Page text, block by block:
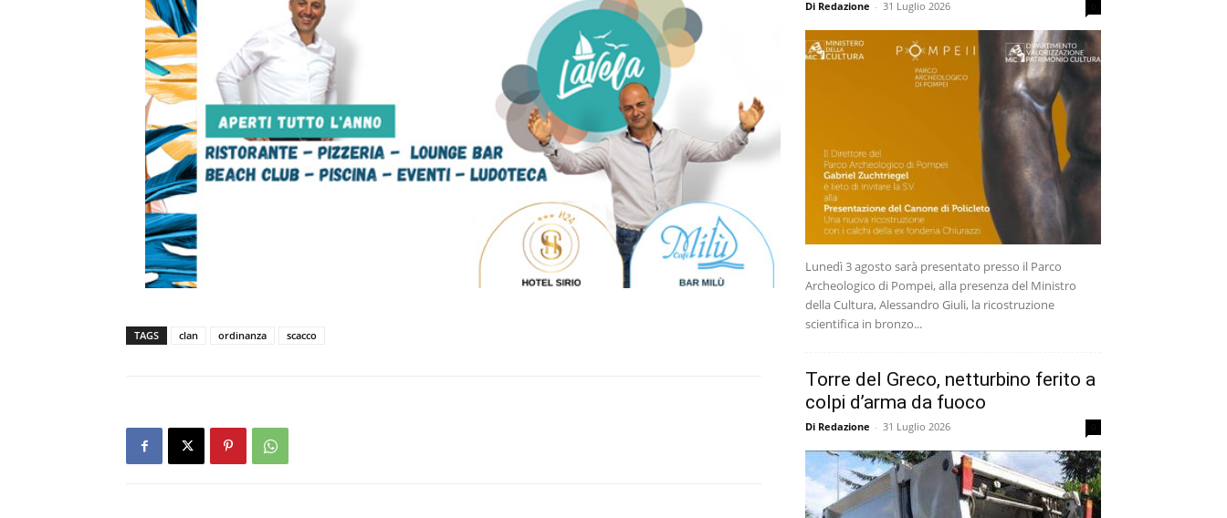
TAGS clan ordinanza scacco
Di Redazione - 31 Luglio 2026
Lunedì 3 agosto sarà presentato presso il Parco
Archeologico di Pompei, alla presenza del Ministro
della Cultura, Alessandro Giuli, la ricostruzione
scientifica in bronzo...
Torre del Greco, netturbino ferito a
colpi d’arma da fuoco
Di Redazione - 31 Luglio 2026